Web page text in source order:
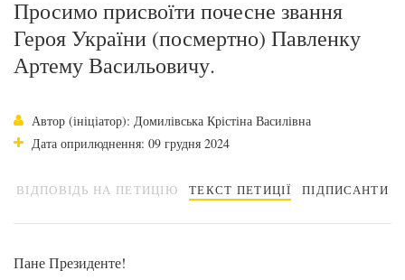
Просимо присвоїти почесне звання
Героя України (посмертно) Павленку
Артему Васильовичу.
Автор (ініціатор): Домилівська Крістіна Василівна
Дата оприлюднення: 09 грудня 2024
ВІДПОВІДЬ НА ПЕТИЦІЮ ТЕКСТ ПЕТИЦІЇ ПІДПИСАНТИ
Пане Президенте!